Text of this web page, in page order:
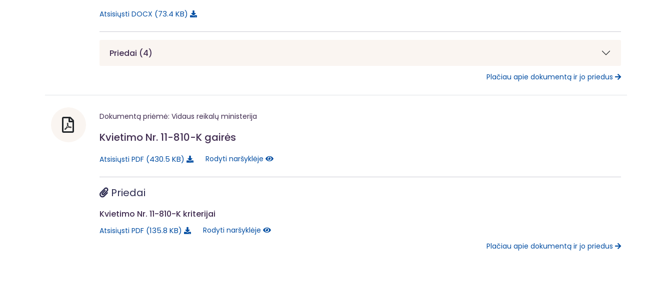
Atsisiųsti DOCX 73.4 KB
Priedai (4)
Plačiau apie dokumentą ir jo priedus
Dokumentą priėmė: Vidaus reikalų ministerija
Kvietimo Nr. 11-810-K gairės
Atsisiųsti PDF 430.5 KB Rodyti naršyklėje
Priedai
Kvietimo Nr. 11-810-K kriterijai
Atsisiųsti PDF 135.8 KB
Rodyti naršyklėje
Plačiau apie dokumentą ir jo priedus